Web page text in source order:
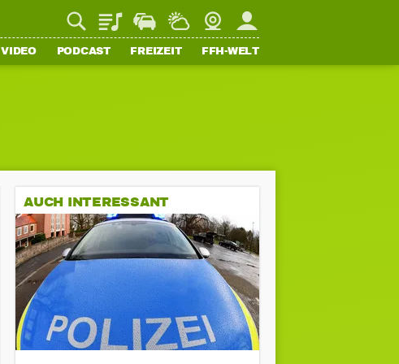
PlaylistStaupilotWetterWebcamMein FFH
VIDEO PODCAST FREIZEIT FFH-WELT
AUCH INTERESSANT